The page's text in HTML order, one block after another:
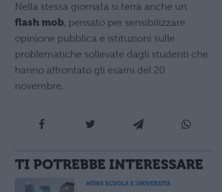
Nella stessa giornata si terrà anche un
flash mob, pensato per sensibilizzare
opinione pubblica e istituzioni sulle
problematiche sollevate dagli studenti che
hanno affrontato gli esami del 20
novembre.
TI POTREBBE INTERESSARE
NEWS SCUOLA E UNIVERSITÀ